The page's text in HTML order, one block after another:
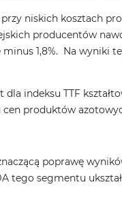
niskich kosztach
producentów
1,8%. Na wyniki
indeksu TTF
produktów
poprawę
tego segmentu